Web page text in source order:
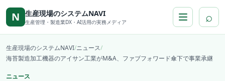
本文へ移動
N 生産現場のシステムNAVI
生産管理・製造業DX・AI活用の実務メディア ⌕
生産現場のシステムNAVI/ニュース/
海苔製造加工機器のアイサン工業がM&A、ファブフォワード傘下で事業承継
ニュース